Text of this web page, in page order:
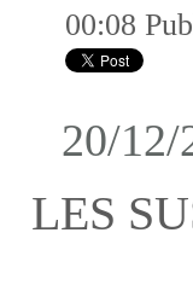
00:08
20/12/
LES